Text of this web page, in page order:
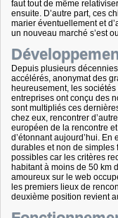
faut tout de même
ensuite. D’autre part, ces
marier éventuellement et
un nouveau marché s’est
Depuis plusieurs
accélérés, anonymat des
heureusement, les
entreprises ont conçu des
sont multipliés ces
chez eux, rencontrer
européen de la rencontre
d’étonnant aujourd’hui. En
durables et non de simples
possibles car les critères
habitant à moins de 50 km
amoureux sur le web
les premiers lieux de
deuxième position revient